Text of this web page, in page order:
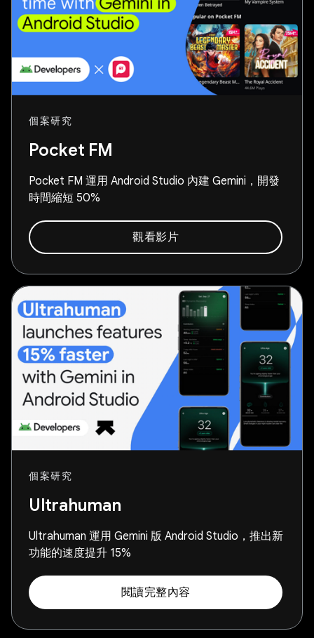
個案研究
Pocket FM
Pocket FM 運用 Android Studio 內建 Gemini，開發
時間縮短 50%
觀看影片
個案研究
Ultrahuman
Ultrahuman 運用 Gemini 版 Android Studio，推出新
功能的速度提升 15%
閱讀完整內容